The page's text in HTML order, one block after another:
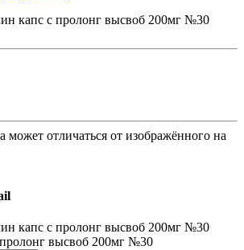
отличаться от изображённого на
высвоб 200мг №30